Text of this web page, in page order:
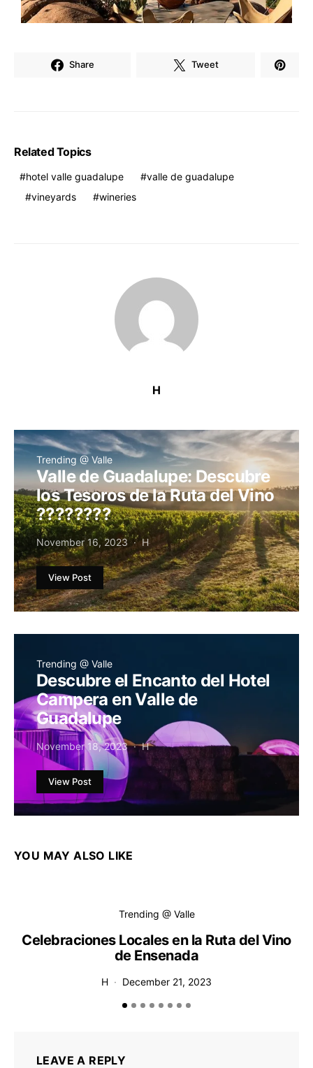
Share Tweet
Related Topics
hotel valle guadalupe
valle de guadalupe
vineyards
wineries
H
Trending @ Valle
Valle de Guadalupe: Descubre
los Tesoros de la Ruta del Vino
????????
November 16, 2023 H
View Post
Trending @ Valle
Descubre el Encanto del Hotel
Campera en Valle de
Guadalupe
November 18, 2023 H
View Post
YOU MAY ALSO LIKE
Trending @ Valle
Celebraciones Locales en la Ruta del Vino
de Ensenada
H December 21, 2023
LEAVE A REPLY